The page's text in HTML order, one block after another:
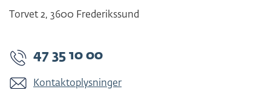
Torvet 2, 3600 Frederikssund
47 35 10 00
Kontaktoplysninger